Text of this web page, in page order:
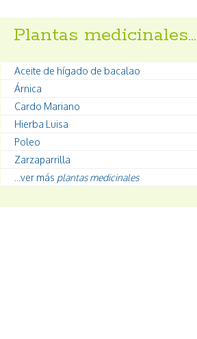
Plantas medicinales…
Aceite de hígado de bacalao
Árnica
Cardo Mariano
Hierba Luisa
Poleo
Zarzaparrilla
...ver más plantas medicinales